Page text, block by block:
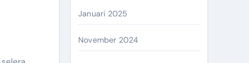
Januari 2025
November 2024